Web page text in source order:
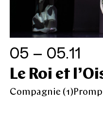
05 – 05.11
Le Roi et
Compagnie